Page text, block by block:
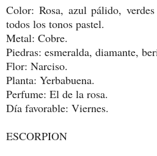
Color: Rosa, azul pálido,
todos los tonos pastel.
Metal: Cobre.
Piedras: esmeralda, diamante,
Flor: Narciso.
Planta: Yerbabuena.
Perfume: El de la rosa.
Día favorable: Viernes.
ESCORPION